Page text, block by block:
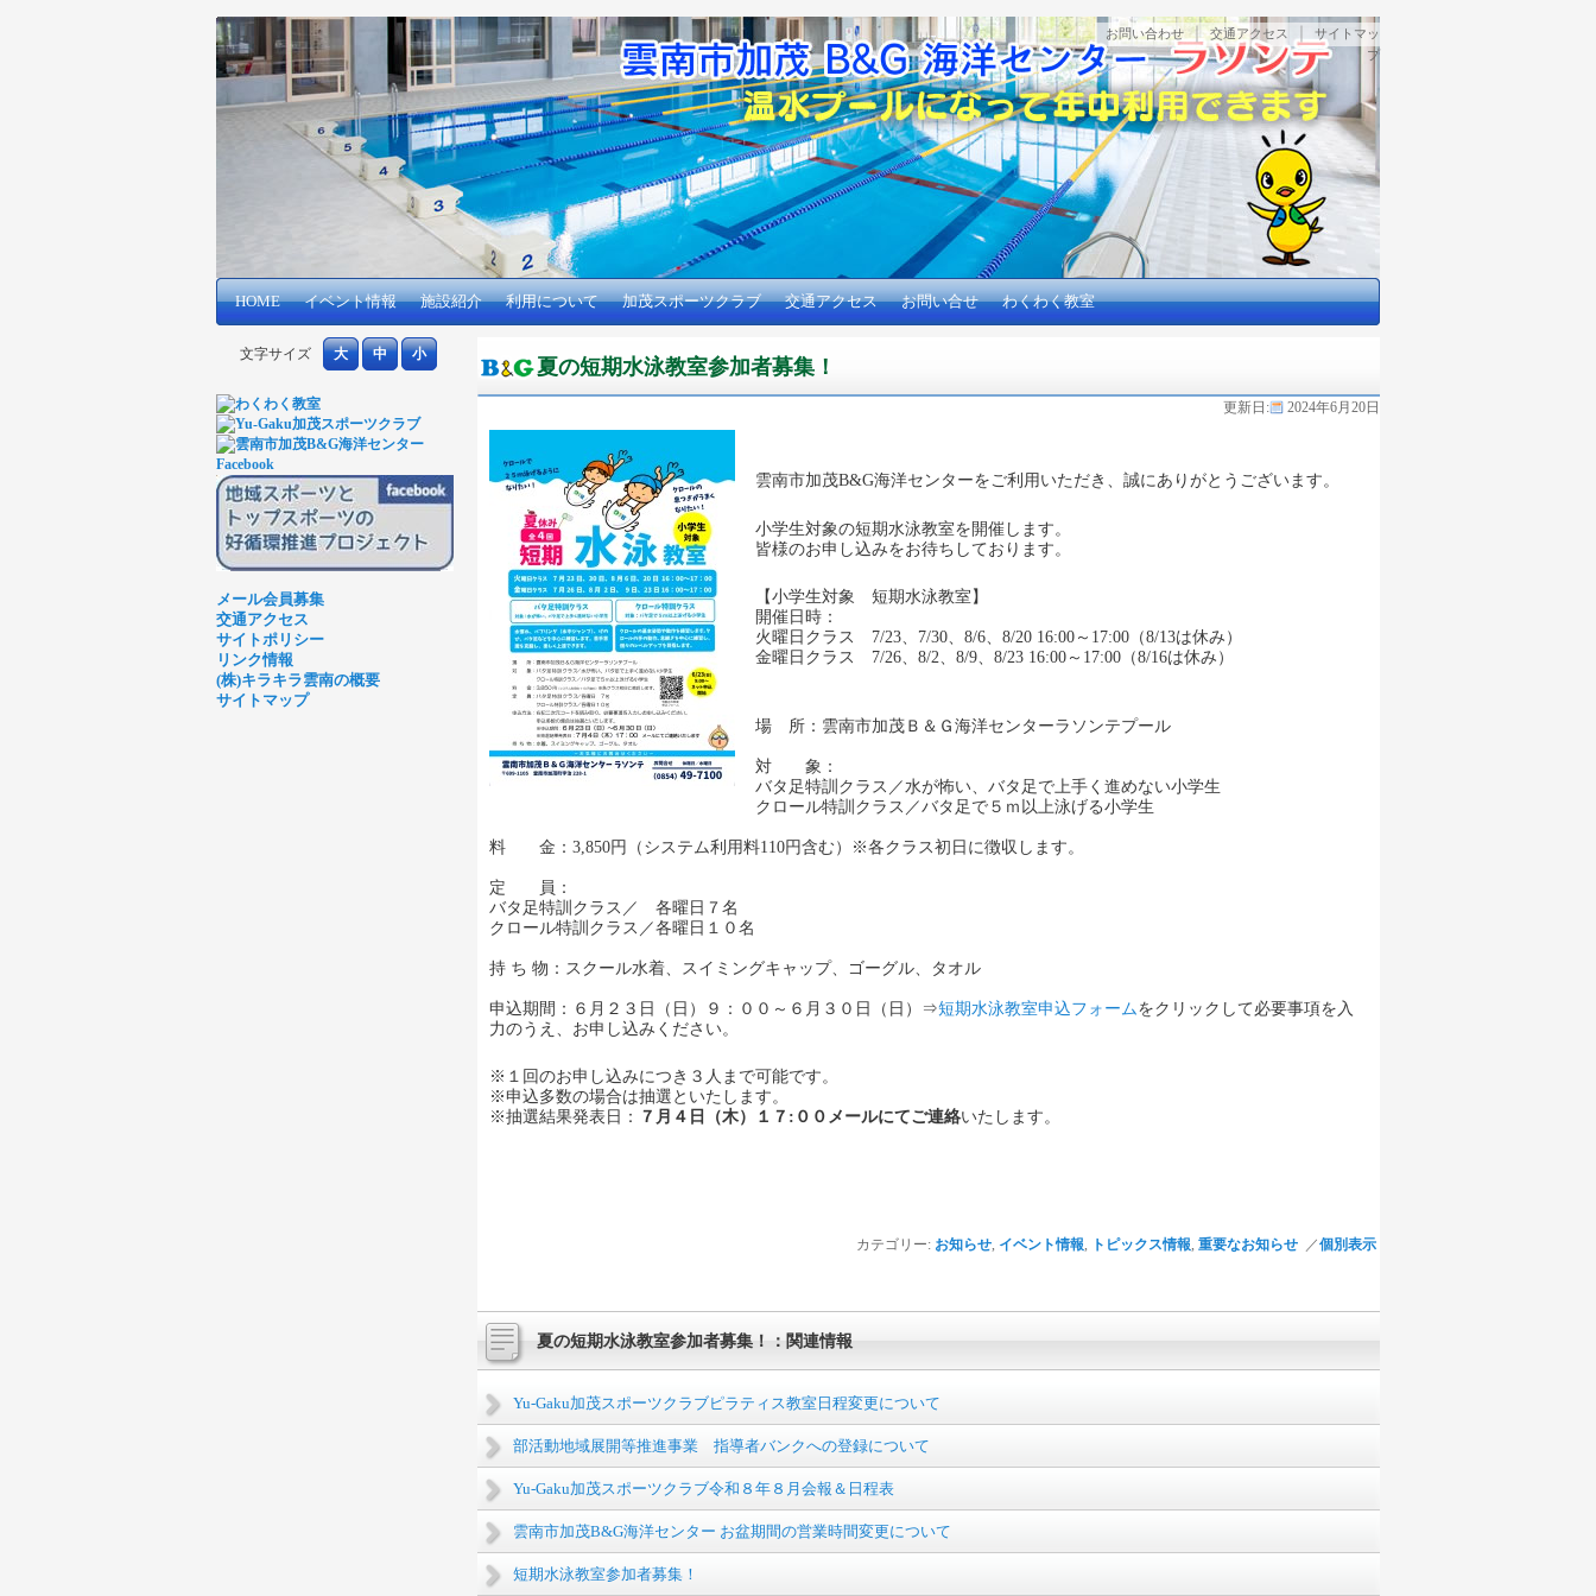
お問い合わせ ｜交通アクセス
サイトマッ
プ
メインメニュー
メインコンテンツへ移動
サブコンテンツへ移動
HOME イベント情報 施設紹介 利用について 加茂スポーツクラブ 交通アクセス お問い合せ わくわく教室
夏の短期水泳教室参加者募集！
更新日: 2024年6月20日
雲南市加茂B&G海洋センターをご利用いただき、誠にありがとうございます。
小学生対象の短期水泳教室を開催します。
皆様のお申し込みをお待ちしております。
【小学生対象 短期水泳教室】
開催日時：
火曜日クラス 7/23、7/30、8/6、8/20 16:00～17:00（8/13は休み）
金曜日クラス 7/26、8/2、8/9、8/23 16:00～17:00（8/16は休み）
場 所：雲南市加茂Ｂ＆Ｇ海洋センターラソンテプール
対 象：
バタ足特訓クラス／水が怖い、バタ足で上手く進めない小学生
クロール特訓クラス／バタ足で５ｍ以上泳げる小学生
料 金：3,850円（システム利用料110円含む）※各クラス初日に徴収します。
定 員：
バタ足特訓クラス／ 各曜日７名
クロール特訓クラス／各曜日１０名
持 ち 物：スクール水着、スイミングキャップ、ゴーグル、タオル
申込期間：６月２３日（日）９：００ ～ ６月３０日（日）⇒短期水泳教室申込フォームをクリックして必要事項を入
力のうえ、お申し込みください。
※１回のお申し込みにつき３人まで可能です。
※申込多数の場合は抽選といたします。
※抽選結果発表日： ７月４日（木）１７:００メールにてご連絡いたします。
カテゴリー: お知らせ, イベント情報, トピックス情報, 重要なお知らせ ／個別表示
夏の短期水泳教室参加者募集！：関連情報
Yu-Gaku加茂スポーツクラブピラティス教室日程変更について
部活動地域展開等推進事業 指導者バンクへの登録について
Yu-Gaku加茂スポーツクラブ令和８年８月会報＆日程表
雲南市加茂B&G海洋センター お盆期間の営業時間変更について
短期水泳教室参加者募集！
文字サイズ 大 中 小
メール会員募集
交通アクセス
サイトポリシー
リンク情報
(株)キラキラ雲南の概要
サイトマップ